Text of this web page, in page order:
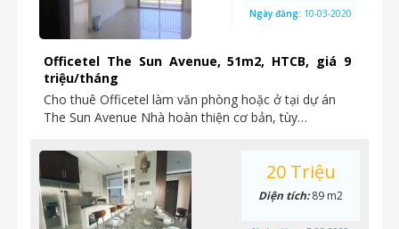
Officetel The Sun Avenue, 51m2, HTCB, giá 9
triệu/tháng
Cho thuê Officetel làm văn phòng hoặc ở tại dự án
The Sun Avenue Nhà hoàn thiện cơ bản, tùy…
Ngày đăng: 10-03-2020
20 Triệu
Diện tích:89 m2